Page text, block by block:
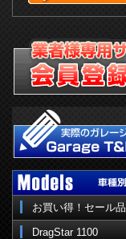
お買い得！セール品
DragStar 1100